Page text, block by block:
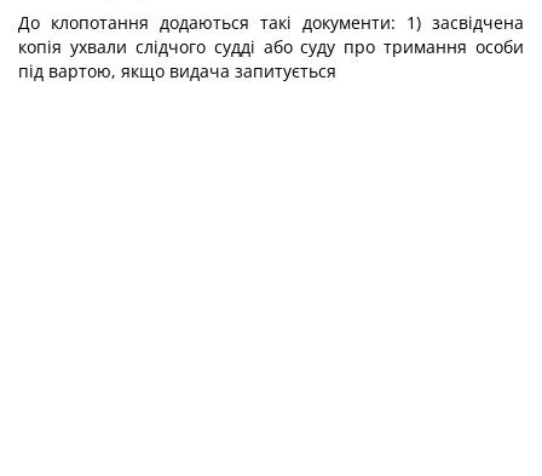
До клопотання додаються такі документи: 1) засвідчена
копія ухвали слідчого судді або суду про тримання особи
під вартою, якщо видача запитується